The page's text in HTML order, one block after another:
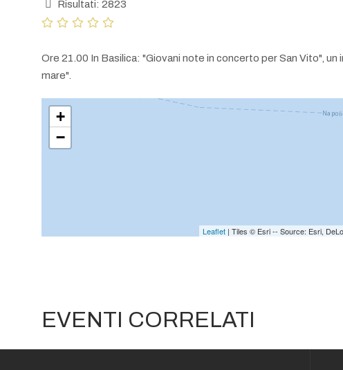
Risultati: 2823
Ore 21.00 In Basilica: "Giovani note in concerto per San Vito",
mare".
+
−
Leaflet | Tiles © Esri -- Source: Esri,
EVENTI CORRELATI